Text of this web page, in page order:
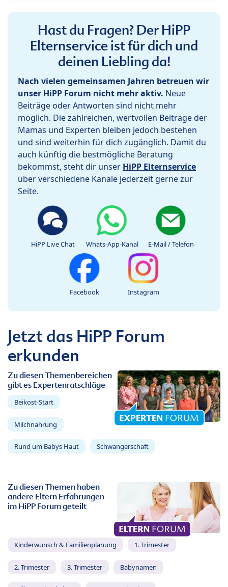
Hast du Fragen? Der HiPP
Elternservice ist für dich und
deinen Liebling da!
Nach vielen gemeinsamen Jahren betreuen wir
unser HiPP Forum nicht mehr aktiv. Neue
Beiträge oder Antworten sind nicht mehr
möglich. Die zahlreichen, wertvollen Beiträge der
Mamas und Experten bleiben jedoch bestehen
und sind weiterhin für dich zugänglich. Damit du
auch künftig die bestmögliche Beratung
bekommst, steht dir unser HiPP Elternservice
über verschiedene Kanäle jederzeit gerne zur
Seite.
HiPP Live Chat Whats-App-Kanal E-Mail / Telefon
Facebook Instagram
Jetzt das HiPP Forum
erkunden
Zu diesen Themenbereichen
gibt es Expertenratschläge
Beikost-Start
Milchnahrung
Rund um Babys Haut Schwangerschaft
Zu diesen Themen haben
andere Eltern Erfahrungen
im HiPP Forum geteilt
Kinderwunsch & Familienplanung 1. Trimester
2. Trimester 3. Trimester Babynamen